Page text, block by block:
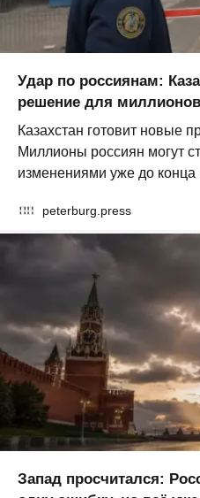
Удар по россиянам:
решение для
Казахстан готовит новые
Миллионы россиян могут
изменениями уже до конца
peterburg.press
Запад просчитался: